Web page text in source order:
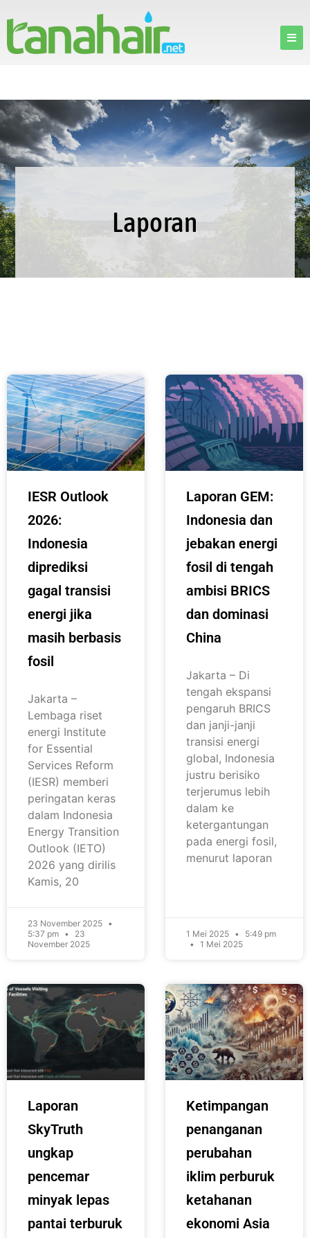
Laporan
IESR Outlook
2026:
Indonesia
diprediksi
gagal transisi
energi jika
masih berbasis
fosil
Jakarta –
Lembaga riset
energi Institute
for Essential
Services Reform
(IESR) memberi
peringatan keras
dalam Indonesia
Energy Transition
Outlook (IETO)
2026 yang dirilis
Kamis, 20
23 November 2025
5:37 pm
23
November 2025
Laporan GEM:
Indonesia dan
jebakan energi
fosil di tengah
ambisi BRICS
dan dominasi
China
Jakarta – Di
tengah ekspansi
pengaruh BRICS
dan janji-janji
transisi energi
global, Indonesia
justru berisiko
terjerumus lebih
dalam ke
ketergantungan
pada energi fosil,
menurut laporan
1 Mei 2025
5:49 pm
1 Mei 2025
Laporan
SkyTruth
ungkap
pencemar
minyak lepas
pantai terburuk
Ketimpangan
penanganan
perubahan
iklim perburuk
ketahanan
ekonomi Asia